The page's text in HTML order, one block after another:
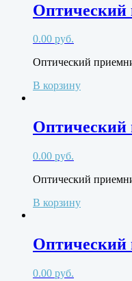
Оптический
0.00 руб.
Оптический
В корзину
Оптический
0.00 руб.
Оптический
В корзину
Оптический
0.00 руб.